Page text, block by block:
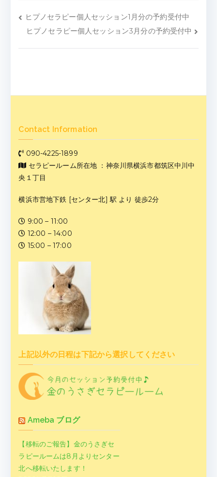
ヒプノセラピー個人セッション1月分の予約受付中
ヒプノセラピー個人セッション3月分の予約受付中
Contact Information
090-4225-1899
セラピールーム所在地 ：神奈川県横浜市都筑区中川中
央１丁目
横浜市営地下鉄 [センター北] 駅 より 徒歩2分
9:00 – 11:00
12:00 – 14:00
15:00 – 17:00
上記以外の日程は下記から選択してください
Ameba ブログ
【移転のご報告】金のうさぎセ
ラピールームは8月よりセンター
北へ移転いたします！